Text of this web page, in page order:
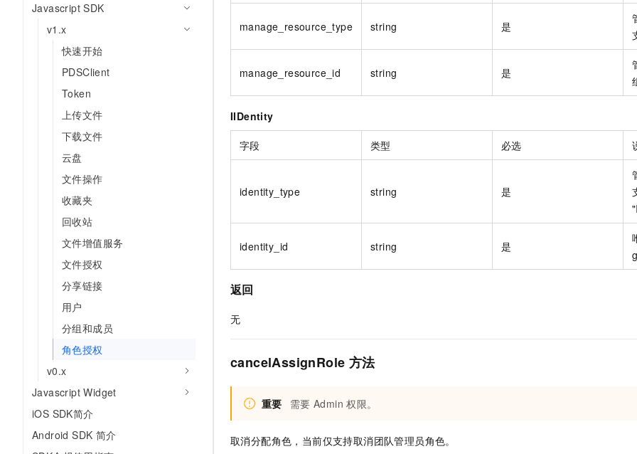
Javascript SDK
v1.x
快速开始
PDSClient
Token
上传文件
下载文件
云盘
文件操作
收藏夹
回收站
文件增值服务
文件授权
分享链接
用户
分组和成员
角色授权
v0.x
Javascript Widget
iOS SDK简介
Android SDK 简介
manage_resource_type string 是
manage_resource_id string 是
IIDentity
字段 类型 必选
identity_type string 是
identity_id string 是
返回
无
cancelAssignRole 方法
重要 需要 Admin 权限。
取消分配角色，当前仅支持取消团队管理员角色。